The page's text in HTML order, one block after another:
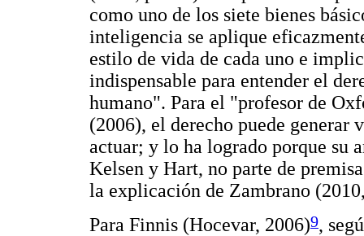
como uno de los siete bienes
inteligencia se aplique
estilo de vida de cada uno e
indispensable para entender el
humano". Para el "profesor de
(2006), el derecho puede generar
actuar; y lo ha logrado porque su
Kelsen y Hart, no parte de
la explicación de Zambrano
Para Finnis (Hocevar, 2006)9,